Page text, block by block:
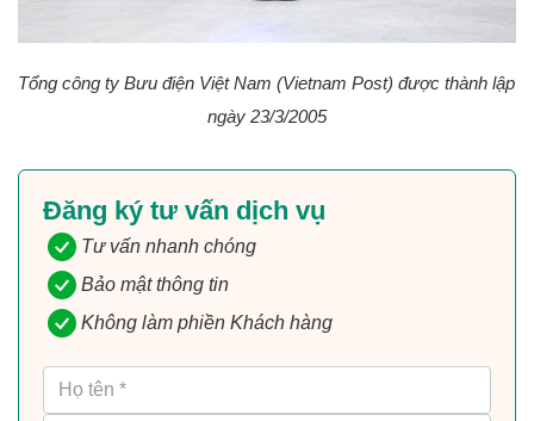
Tổng công ty Bưu điện Việt Nam (Vietnam Post) được thành lập
ngày 23/3/2005
Đăng ký tư vấn dịch vụ
Tư vấn nhanh chóng
Bảo mật thông tin
Không làm phiền Khách hàng